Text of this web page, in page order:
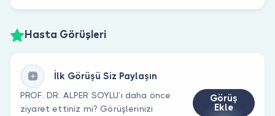
Hasta Görüşleri
İlk Görüşü Siz Paylaşın
PROF. DR. ALPER SOYLU’ı daha önce
ziyaret ettiniz mi? Görüşlerinizi
Görüş
Ekle